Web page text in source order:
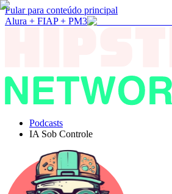
Pular para conteúdo principal
Alura + FIAP + PM3
Podcasts
IA Sob Controle